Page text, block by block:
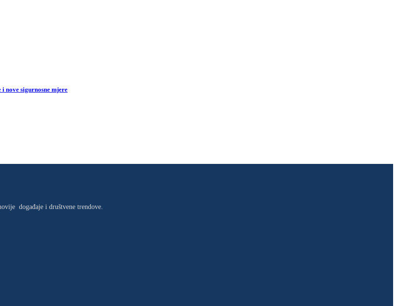
nove sigurnosne mjere
događaje i društvene trendove.